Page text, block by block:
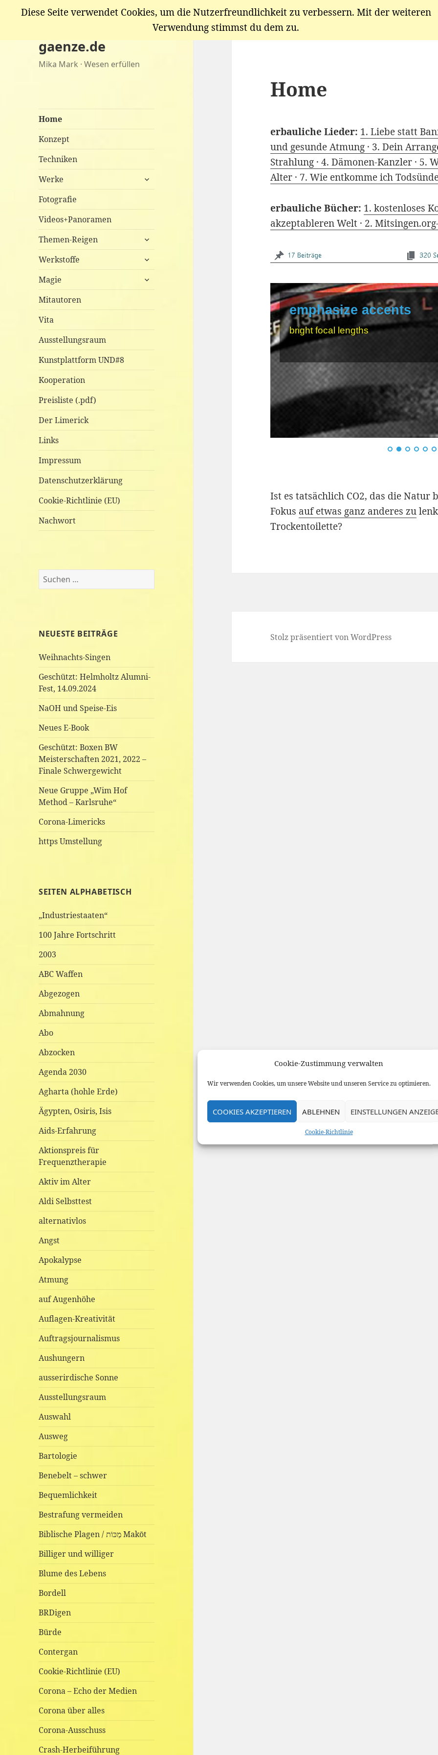
Cookie-Zustimmung verwalten
Wir verwenden Cookies, um unsere Website und unseren Service zu optimieren.
COOKIES AKZEPTIEREN ABLEHNEN EINSTELLUNGEN
Cookie-Richtlinie
gaenze.de
Mika Mark · Wesen erfüllen
Home
Konzept
Techniken
Werke
untermenü
Fotografie
Videos+Panoramen
Themen-Reigen
untermenü
Werkstoffe
untermenü
Magie
untermenü
Mitautoren
Vita
Ausstellungsraum
Kunstplattform UND#8
Kooperation
Preisliste (.pdf)
Der Limerick
Links
Impressum
Datenschutzerklärung
Cookie-Richtlinie (EU)
Nachwort
Suchen
nach:
NEUESTE BEITRÄGE
Weihnachts-Singen
Geschützt: Helmholtz Alumni-
Fest, 14.09.2024
NaOH und Speise-Eis
Neues E-Book
Geschützt: Boxen BW
Meisterschaften 2021, 2022 –
Finale Schwergewicht
Neue Gruppe „Wim Hof
Method – Karlsruhe“
Corona-Limericks
https Umstellung
SEITEN ALPHABETISCH
„Industriestaaten“
100 Jahre Fortschritt
2003
ABC Waffen
Abgezogen
Abmahnung
Abo
Abzocken
Agenda 2030
Agharta (hohle Erde)
Ägypten, Osiris, Isis
Aids-Erfahrung
Aktionspreis für
Frequenztherapie
Aktiv im Alter
Aldi Selbsttest
alternativlos
Angst
Apokalypse
Atmung
auf Augenhöhe
Auflagen-Kreativität
Auftragsjournalismus
Aushungern
ausserirdische Sonne
Ausstellungsraum
Auswahl
Ausweg
Bartologie
Benebelt – schwer
Bequemlichkeit
Bestrafung vermeiden
Biblische Plagen / מַכּוֹת Makōt
Billiger und williger
Blume des Lebens
Bordell
BRDigen
Bürde
Contergan
Cookie-Richtlinie (EU)
Corona – Echo der Medien
Corona über alles
Corona-Ausschuss
Crash-Herbeiführung
Home
erbauliche Lieder: 1. Liebe statt
und gesunde Atmung · 3. Dein
Strahlung ·4. Dämonen-Kanzler · 5.
Alter · 7. Wie entkomme ich
erbauliche Bücher: 1. kostenloses
akzeptableren Welt · 2.
emphasize accents
bright focal lengths
Ist es tatsächlich CO2, das die Natur
Fokus auf etwas ganz anderes zu
Trockentoilette?
Stolz präsentiert von WordPress
Diese Seite verwendet Cookies, um die Nutzerfreundlichkeit zu verbessern. Mit der weiteren
Verwendung stimmst du dem zu.